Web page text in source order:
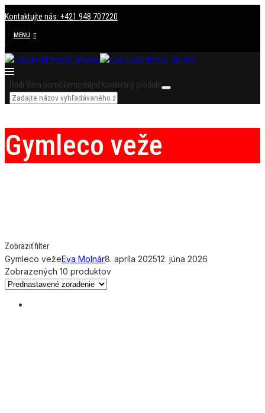
Kontaktujte nás: +421 948 707220
MENU
Radi Vám pomôžeme nájsť konkrétny produkt
Gymleco veže
Zobraziť filter
Gymleco vežeEva Molnár8. apríla 202512. júna 2026
Zobrazených 10 produktov